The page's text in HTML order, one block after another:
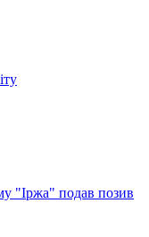
"Іржа" подав позив